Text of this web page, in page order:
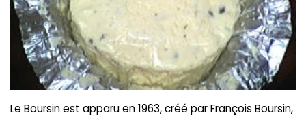
Connexion
Le Boursin est apparu en 1963, créé par François Boursin,